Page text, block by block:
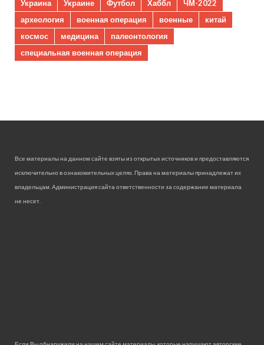
Украина
Украине Футбол Хаббл
ЧМ-2022
археология
военная операция военные
китай
космос
медицина
палеонтология
специальная военная операция
Все материалы на данном сайте взяты из открытых источников и предоставляются
исключительно в ознакомительных целях. Права на материалы принадлежат их
владельцам. Администрация сайта ответственности за содержание материала
не несет.